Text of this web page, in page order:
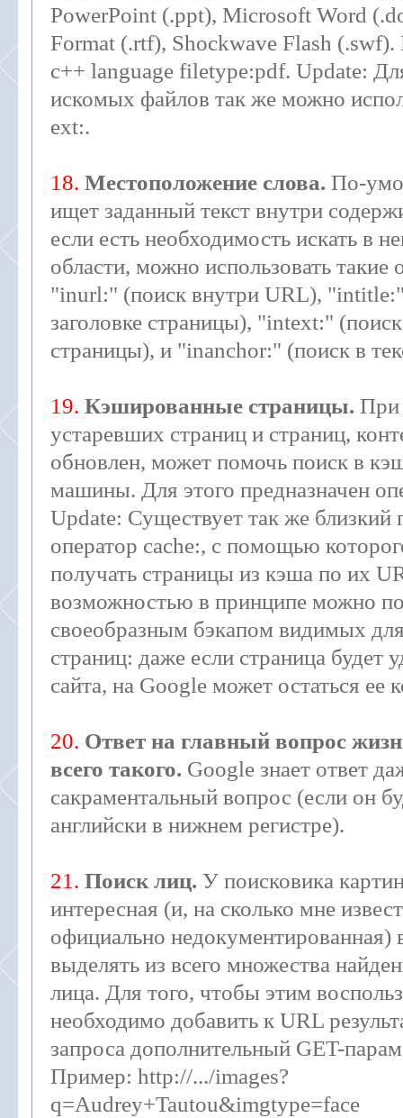
PowerPoint (.ppt), Microsoft Word
Format (.rtf), Shockwave Flash
c++ language filetype:pdf. Update:
искомых файлов так же можно
ext:.
18. Местоположение слова. По-
ищет заданный текст внутри
если есть необходимость искать в
области, можно использовать такие
"inurl:" (поиск внутри URL),
заголовке страницы), "intext:" (поиск
страницы), и "inanchor:" (поиск в
19. Кэшированные страницы. При
устаревших страниц и страниц,
обновлен, может помочь поиск в
машины. Для этого предназначен
Update: Существует так же близкий
оператор cache:, с помощью
получать страницы из кэша по их
возможностью в принципе можно
своеобразным бэкапом видимых
страниц: даже если страница будет
сайта, на Google может остаться ее
20. Ответ на главный вопрос
всего такого. Google знает ответ
сакраментальный вопрос (если он
английски в нижнем регистре).
21. Поиск лиц. У поисковика
интересная (и, на сколько мне
официально недокументированная)
выделять из всего множества
лица. Для того, чтобы этим
необходимо добавить к URL
запроса дополнительный GET-
Пример: http://.../images?
q=Audrey+Tautou&imgtype=face